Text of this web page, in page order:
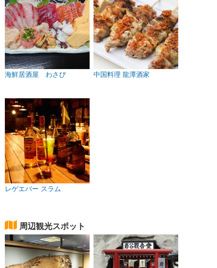
海鮮居酒屋 わさび 中国料理 龍潭酒家
レゲエバー スラム
周辺観光スポット